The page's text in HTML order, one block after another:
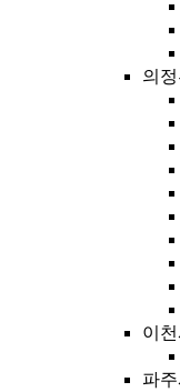
의정
이천
파주